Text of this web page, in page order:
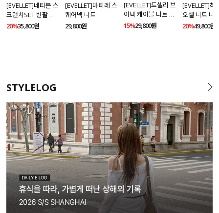
[EVELLET]네티븐 스
크런치SET 반팔 니
트 가디건
20%35,800원
[EVELLET]마티레 스
퀘어넥 니트
29,800원
[EVELLET]드셀리 브
이넥 케이블 니트 가
디건
15%29,800원
[EVELLET]하
오셀 니트 나
건 SET
20%49,800원
STYLELOG